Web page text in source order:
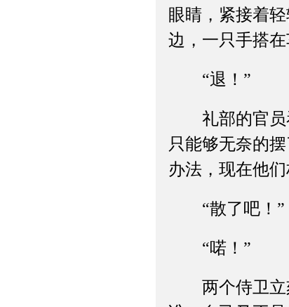
眼睛，紧接着
边，一只手搭在
“退！”
礼部的官员看
只能够无奈的
办法，现在他
“散了吧！”
“喏！”
两个侍卫立刻